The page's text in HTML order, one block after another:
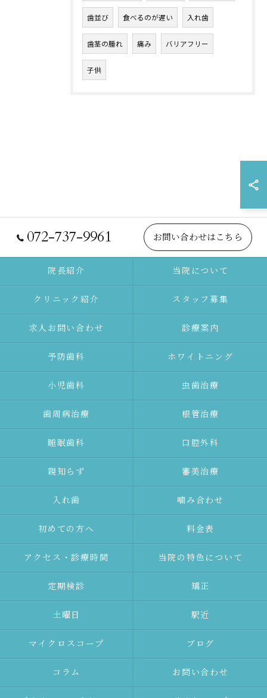
歯並び 食べるのが遅い 入れ歯
歯茎の腫れ 痛み バリアフリー
子供
072-737-9961 お問い合わせはこちら
院長紹介 当院について
クリニック紹介 スタッフ募集
求人お問い合わせ 診療案内
予防⻭科 ホワイトニング
⼩児⻭科 ⾍⻭治療
⻭周病治療 根管治療
睡眠歯科 口腔外科
親知らず 審美治療
⼊れ⻭ 噛み合わせ
初めての⽅へ 料金表
アクセス・診療時間 当院の特色について
定期検診 矯正
土曜日 駅近
マイクロスコープ ブログ
コラム お問い合わせ